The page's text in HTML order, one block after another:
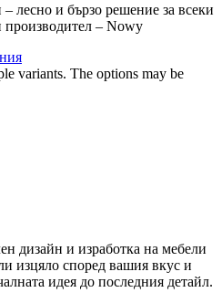
– лесно и бързо решение за всеки
производител – Nowy
variants. The options may be
дизайн и изработка на мебели
изцяло според вашия вкус и
идея до последния детайл.